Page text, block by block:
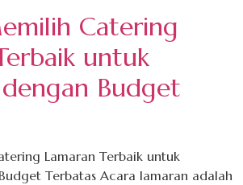
Catering
untuk
dengan Budget
Lamaran Terbaik untuk
Terbatas Acara lamaran adalah